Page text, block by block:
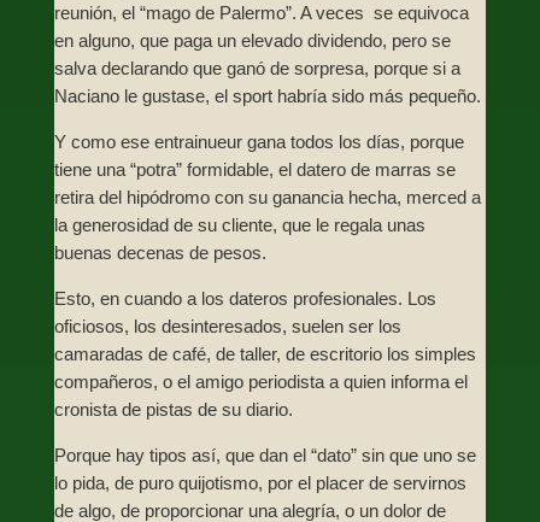
reunión, el “mago de Palermo”. A veces se equivoca
en alguno, que paga un elevado dividendo, pero se
salva declarando que ganó de sorpresa, porque si a
Naciano le gustase, el sport habría sido más pequeño.
Y como ese entrainueur gana todos los días, porque
tiene una “potra” formidable, el datero de marras se
retira del hipódromo con su ganancia hecha, merced a
la generosidad de su cliente, que le regala unas
buenas decenas de pesos.
Esto, en cuando a los dateros profesionales. Los
oficiosos, los desinteresados, suelen ser los
camaradas de café, de taller, de escritorio los simples
compañeros, o el amigo periodista a quien informa el
cronista de pistas de su diario.
Porque hay tipos así, que dan el “dato” sin que uno se
lo pida, de puro quijotismo, por el placer de servirnos
de algo, de proporcionar una alegría, o un dolor de